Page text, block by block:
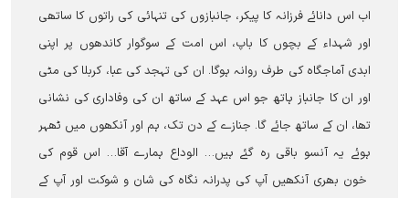
اب اس دانائے فرزانہ کا پیکر، جانبازوں کی تنہائی کی راتوں کا ساتھی
اور شہداء کے بچوں کا باپ، اس امت کے سوگوار کاندھوں پر اپنی
ابدی آماجگاہ کی طرف روانہ ہوگا۔ ان کی تہجد کی عبا، کربلا کی مٹی
اور ان کا جانباز ہاتھ جو اس عہد کے ساتھ ان کی وفاداری کی نشانی
تھا، ان کے ساتھ جائے گا۔ جنازے کے دن تک، ہم اور آنکھوں میں ٹھہر
ہوئے یہ آنسو باقی رہ گئے ہیں… الوداع ہمارے آقا… اس قوم کی
خون بھری آنکھیں آپ کی پدرانہ نگاہ کی شان و شوکت اور آپ کے